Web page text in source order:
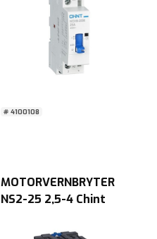
# 4100108
MOTORVERNBRYTER
NS2-25 2,5-4 Chint